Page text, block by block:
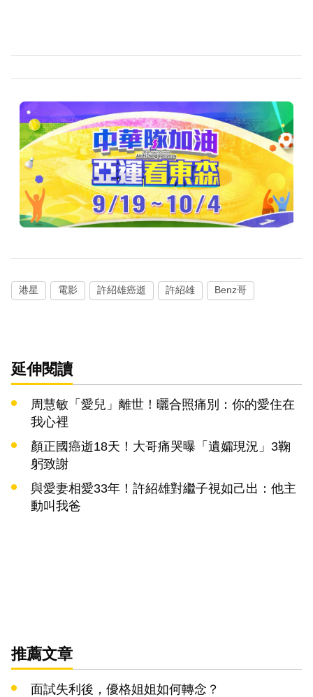
港星 電影 許紹雄癌逝 許紹雄 Benz哥
延伸閱讀
周慧敏「愛兒」離世！曬合照痛別：你的愛住在
我心裡
顏正國癌逝18天！大哥痛哭曝「遺孀現況」3鞠
躬致謝
與愛妻相愛33年！許紹雄對繼子視如己出：他主
動叫我爸
推薦文章
面試失利後，優格姐姐如何轉念？